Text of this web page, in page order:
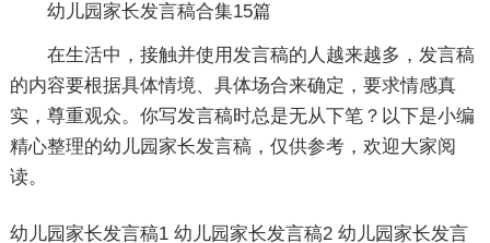
幼儿园家长发言稿合集15篇
在生活中，接触并使用发言稿的人越来越多，发言稿
的内容要根据具体情境、具体场合来确定，要求情感真
实，尊重观众。你写发言稿时总是无从下笔？以下是小编
精心整理的幼儿园家长发言稿，仅供参考，欢迎大家阅
读。
幼儿园家长发言稿1 幼儿园家长发言稿2 幼儿园家长发言